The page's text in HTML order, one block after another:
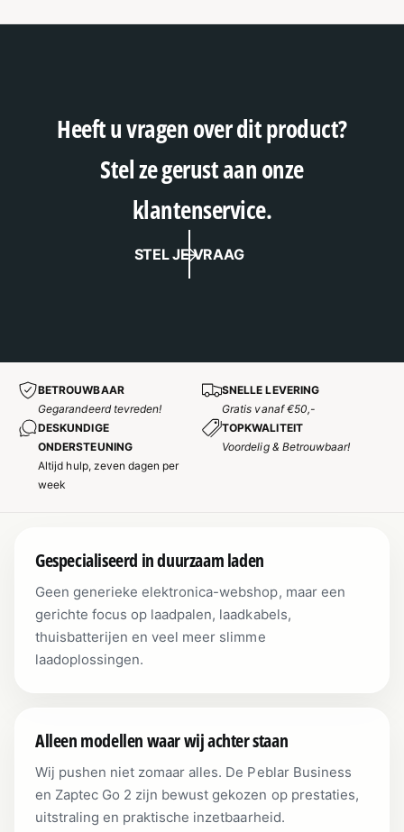
Heeft u vragen over dit product?
Stel ze gerust aan onze
klantenservice.
STEL JE VRAAG
BETROUWBAAR
Gegarandeerd tevreden!
SNELLE LEVERING
Gratis vanaf €50,-
DESKUNDIGE
ONDERSTEUNING
Altijd hulp, zeven dagen per
week
TOPKWALITEIT
Voordelig & Betrouwbaar!
Gespecialiseerd in duurzaam laden
Geen generieke elektronica-webshop, maar een
gerichte focus op laadpalen, laadkabels,
thuisbatterijen en veel meer slimme
laadoplossingen.
Alleen modellen waar wij achter staan
Wij pushen niet zomaar alles. De Peblar Business
en Zaptec Go 2 zijn bewust gekozen op prestaties,
uitstraling en praktische inzetbaarheid.